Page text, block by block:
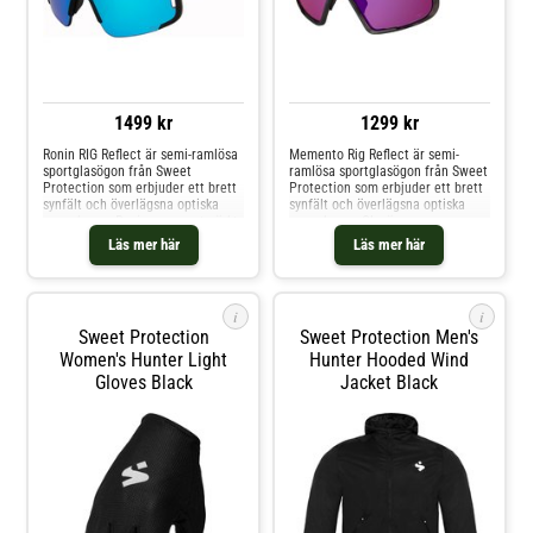
extra komfort och säkerhet
1499 kr
Läs mer här
Ronin RIG Reflect är semi-ramlösa
sportglasögon från Sweet
Protection som erbjuder ett brett
synfält och överlägsna optiska
egenskaper. Ronin passar utmärkt
med alla Sweet Protections-
hjälmar, med en speciell design
som ökar komforten när
hjälm. Denna specifika modell är
utrustad med deras unika RIG ™ -
linsteknologi. Antifog coating
100% UV skydd Vattenavvisande
coating
1299 kr
Läs mer här
Memento Rig Reflect är semi-
ramlösa sportglasögon från Sweet
Protection som erbjuder ett brett
synfält och överlägsna optiska
egenskaper. Glasögonen passar
utmärkt med alla Sweet
Protections-hjälmar, med en
speciell design som ökar
specifika modell är utrustad med
deras unika RIG ™ -linsteknologi.
Mikrofiberpåse, hårt fodral samt
tre olika näs-sadlar ingår i
produkten. Hydrofobisk
cylindrisk lins
i
Sweet Protection
Women's Hunter Light
Gloves Black
i
Sweet Protection Men's
Hunter Hooded Wind
Jacket Black